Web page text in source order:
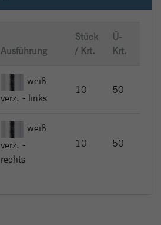
Ausführung
Stück
/ Krt.
Ü-
Krt.
weiß
verz. - links
10 50
weiß
verz. -
rechts
10 50